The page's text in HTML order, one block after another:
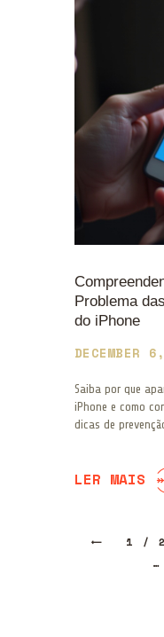
Problema
do iPhone
DECEMBER
Saiba por que
iPhone e como
dicas de
LER MAIS
Posts
navigation
PAGE
1 2
…